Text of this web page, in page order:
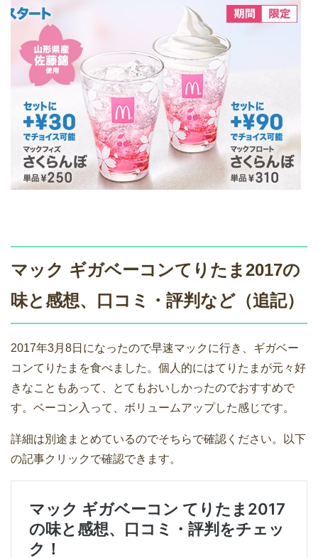
マック ギガベーコンてりたま2017の
味と感想、口コミ・評判など（追記）
2017年3月8日になったので早速マックに行き、ギガベー
コンてりたまを食べました。個人的にはてりたまが元々好
きなこともあって、とてもおいしかったのでおすすめで
す。ベーコン入って、ボリュームアップした感じです。
詳細は別途まとめているのでそちらで確認ください。以下
の記事クリックで確認できます。